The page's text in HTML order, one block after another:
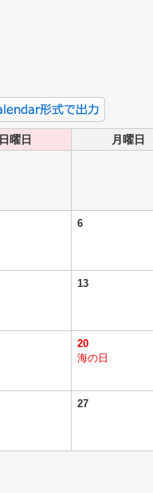
日曜日 月曜日
6
13
20
海の日
27